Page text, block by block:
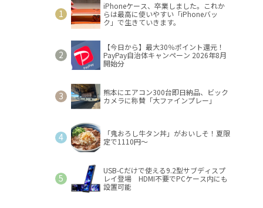
iPhoneケース、卒業しました。これか
らは最高に使いやすい「iPhoneバッ
ク」で生きていきます。
【今日から】最大30％ポイント還元！
PayPay自治体キャンペーン 2026年8月
開始分
熊本にエアコン300台即日納品、ビック
カメラに称賛「大ファインプレー」
「鬼おろし牛タン丼」がおいしそ！夏限
定で1110円～
USB-Cだけで使える9.2型サブディスプ
レイ登場 HDMI不要でPCケース内にも
設置可能